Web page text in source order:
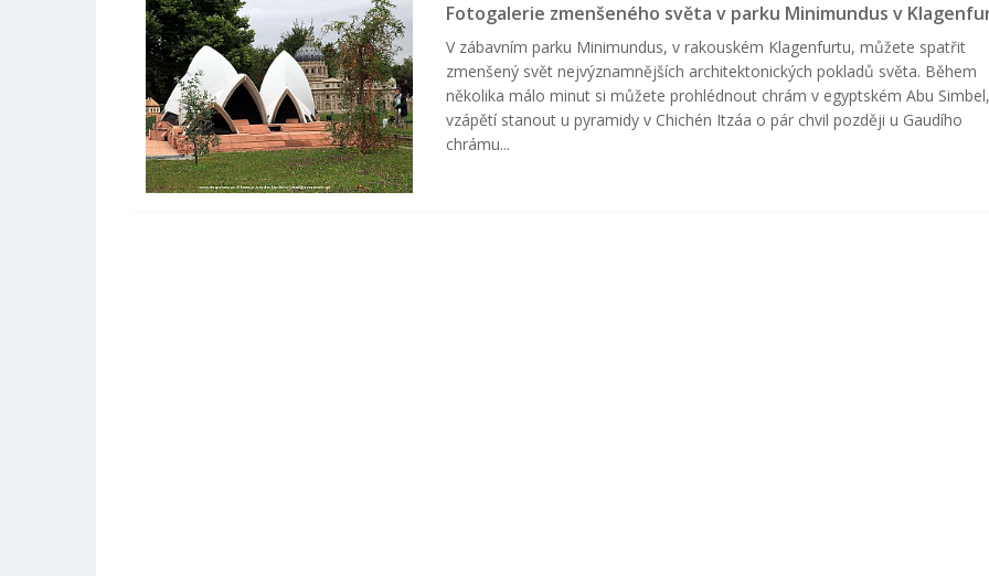
Fotogalerie zmenšeného světa v parku Minimundus v
V zábavním parku Minimundus, v rakouském Klagenfurtu, můžete spatřit
zmenšený svět nejvýznamnějších architektonických pokladů světa. Během
několika málo minut si můžete prohlédnout chrám v egyptském Abu Simbel,
vzápětí stanout u pyramidy v Chichén Itzáa o pár chvil později u Gaudího
chrámu...